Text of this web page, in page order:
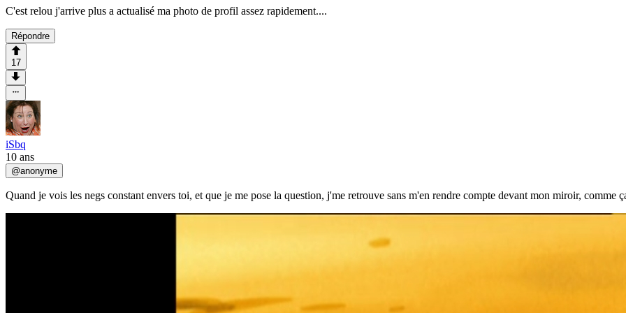
C'est relou j'arrive plus a actualisé ma photo de profil assez rapidement....
Répondre
17
iSbq
10 ans
@anonyme
Quand je vois les negs constant envers toi, et que je me pose la question, j'me retrouve sans m'en rendre compte devant mon miroir, comme